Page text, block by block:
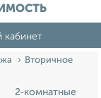
кабинет
Вторичное
2‑комнатные